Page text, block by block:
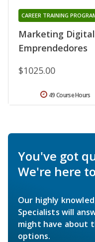
Marketing
Emprendedores
CAREER TRAINING
$1025.00
49 Course Hours
You've got
We're here
Our highly
Specialists will
might have about
options.